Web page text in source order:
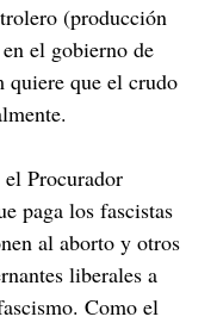
(producción
el gobierno de
que el crudo
Procurador
paga los fascistas
al aborto y otros
liberales a
Como el